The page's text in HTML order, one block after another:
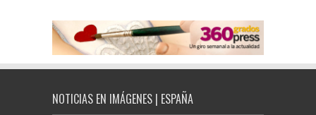
NOTICIAS EN IMÁGENES | ESPAÑA